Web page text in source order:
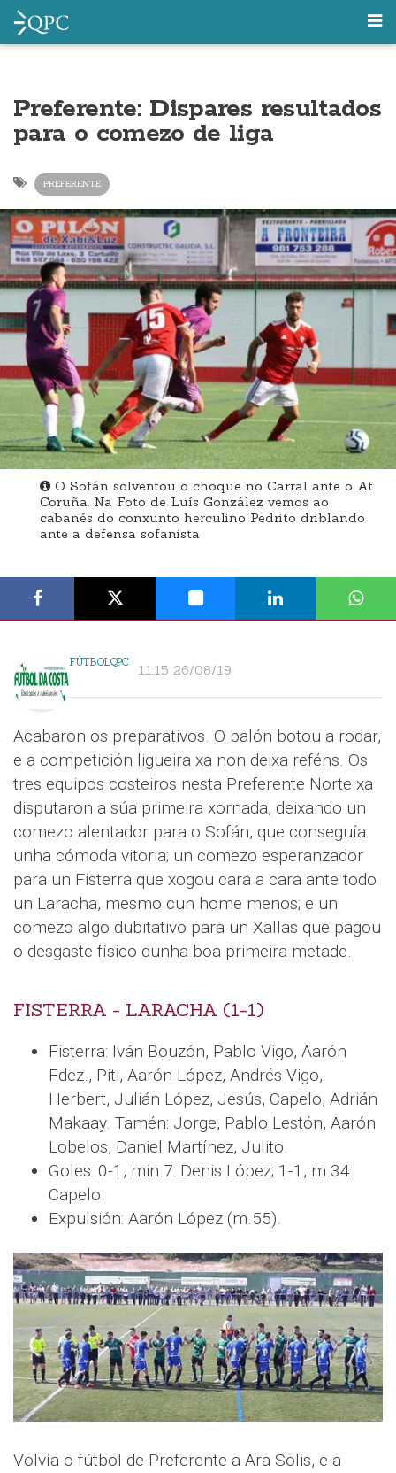
Preferente: Dispares resultados
para o comezo de liga
PREFERENTE
O Sofán solventou o choque no Carral ante o At.
Coruña. Na Foto de Luís González vemos ao
cabanés do conxunto herculino Pedrito driblando
ante a defensa sofanista
FÚTBOLQPC 11:15 26/08/19
Acabaron os preparativos. O balón botou a rodar,
e a competición ligueira xa non deixa reféns. Os
tres equipos costeiros nesta Preferente Norte xa
disputaron a súa primeira xornada, deixando un
comezo alentador para o Sofán, que conseguía
unha cómoda vitoria; un comezo esperanzador
para un Fisterra que xogou cara a cara ante todo
un Laracha, mesmo cun home menos; e un
comezo algo dubitativo para un Xallas que pagou
o desgaste físico dunha boa primeira metade.
FISTERRA - LARACHA (1-1)
Fisterra: Iván Bouzón, Pablo Vigo, Aarón
Fdez., Piti, Aarón López, Andrés Vigo,
Herbert, Julián López, Jesús, Capelo, Adrián
Makaay. Tamén: Jorge, Pablo Lestón, Aarón
Lobelos, Daniel Martínez, Julito.
Goles: 0-1, min.7: Denis López; 1-1, m.34:
Capelo.
Expulsión: Aarón López (m.55).
Volvía o fútbol de Preferente a Ara Solis, e a